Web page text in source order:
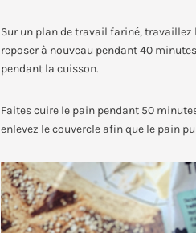
Sur un plan de travail fariné,
reposer à nouveau pendant 40
pendant la cuisson.
Faites cuire le pain pendant 50
enlevez le couvercle afin que le pain